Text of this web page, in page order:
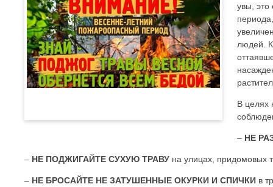
увы, это
людей.
В целях
– НЕ
– НЕ ПОДЖИГАЙТЕ СУХУЮ ТРАВУ на улицах, придомовых
– НЕ БРОСАЙТЕ НЕ ЗАТУШЕННЫЕ ОКУРКИ И СПИЧКИ в